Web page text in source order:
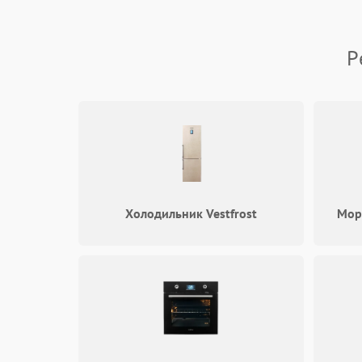
Холодильник Vestfrost